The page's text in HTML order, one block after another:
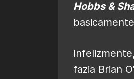
Hobbs &
fazia Brian